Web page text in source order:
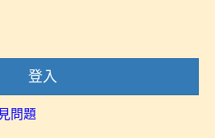
登入
問題